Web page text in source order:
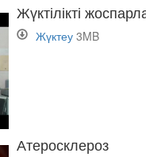
Жүктілікті
Жүктеу 3MB
Атеросклероз